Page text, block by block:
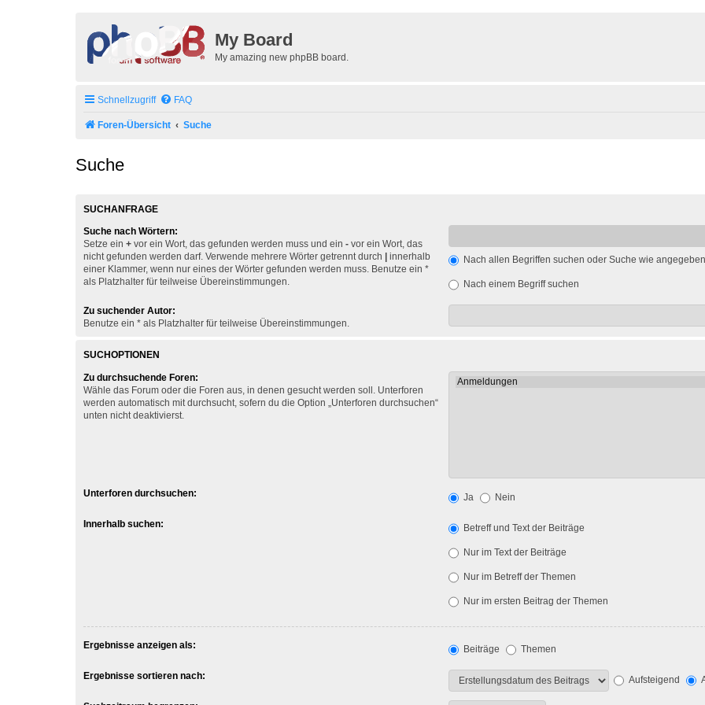
My Board
My amazing new phpBB board.
Schnellzugriff FAQ
Foren-Übersicht Suche
Suche
SUCHANFRAGE
Suche nach Wörtern:
Setze ein + vor ein Wort, das gefunden werden muss und ein - vor ein Wort, das
nicht gefunden werden darf. Verwende mehrere Wörter getrennt durch
innerhalb
einer Klammer, wenn nur eines der Wörter gefunden werden muss. Benutze ein *
als Platzhalter für teilweise Übereinstimmungen.
Nach allen Begriffen suchen oder Suche wie
Nach einem Begriff suchen
Zu suchender Autor:
Benutze ein * als Platzhalter für teilweise Übereinstimmungen.
SUCHOPTIONEN
Zu durchsuchende Foren:
Wähle das Forum oder die Foren aus, in denen gesucht werden soll. Unterforen
werden automatisch mit durchsucht, sofern du die Option „Unterforen durchsuchen“
unten nicht deaktivierst.
Unterforen durchsuchen: Ja Nein
Innerhalb suchen: Betreff und Text der Beiträge
Nur im Text der Beiträge
Nur im Betreff der Themen
Nur im ersten Beitrag der Themen
Ergebnisse anzeigen als: Beiträge Themen
Ergebnisse sortieren nach: Aufsteigend